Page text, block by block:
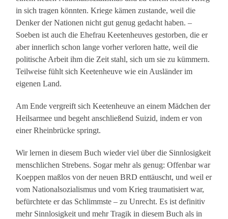
in sich tragen könnten. Kriege kämen zustande, weil die
Denker der Nationen nicht gut genug gedacht haben. –
Soeben ist auch die Ehefrau Keetenheuves gestorben, die er
aber innerlich schon lange vorher verloren hatte, weil die
politische Arbeit ihm die Zeit stahl, sich um sie zu kümmern.
Teilweise fühlt sich Keetenheuve wie ein Ausländer im
eigenen Land.
Am Ende vergreift sich Keetenheuve an einem Mädchen der
Heilsarmee und begeht anschließend Suizid, indem er von
einer Rheinbrücke springt.
Wir lernen in diesem Buch wieder viel über die Sinnlosigkeit
menschlichen Strebens. Sogar mehr als genug: Offenbar war
Koeppen maßlos von der neuen BRD enttäuscht, und weil er
vom Nationalsozialismus und vom Krieg traumatisiert war,
befürchtete er das Schlimmste – zu Unrecht. Es ist definitiv
mehr Sinnlosigkeit und mehr Tragik in diesem Buch als in